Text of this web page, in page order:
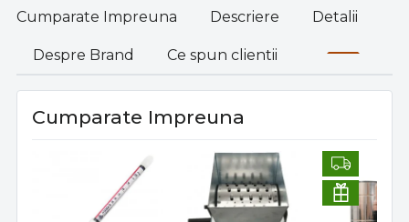
Cumparate Impreuna Descriere Detalii
Despre Brand Ce spun clientii
Cumparate Impreuna